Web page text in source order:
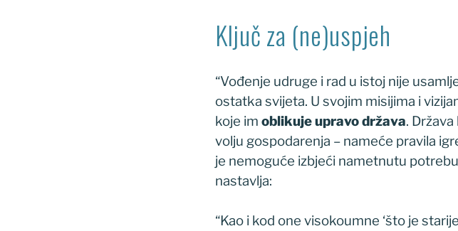
Ključ za (ne)uspjeh
“Vođenje udruge i rad u istoj nije
ostatka svijeta. U svojim misijima i
koje im oblikuje upravo država.
volju gospodarenja – nameće pravila
je nemoguće izbjeći nametnutu
nastavlja:
“Kao i kod one visokoumne ‘što je